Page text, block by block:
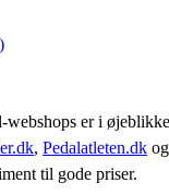
er i
, Pedalatleten.dk og
til gode priser.